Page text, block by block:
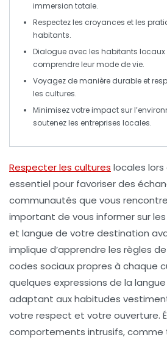
immersion totale.
Respectez les croyances et les
habitants.
Dialogue avec les habitants locaux
comprendre leur mode de vie.
Voyagez de manière durable et
les cultures.
Minimisez votre impact sur l’
soutenez les entreprises locales.
Respecter les cultures locales lors
essentiel pour favoriser des
communautés que vous
important de vous informer sur les
et langue de votre destination
implique d’apprendre les règles
codes sociauxpropres à chaque
quelques expressions de la
adaptant auxhabitudes
votre respect et votre ouverture.
comportements intrusifs, comme